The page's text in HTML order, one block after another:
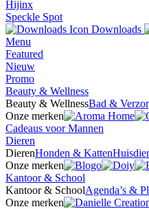
Hijinx
Speckle Spot
Downloads
Menu
Featured
Nieuw
Promo
Beauty & Wellness
Beauty & WellnessBad &
Onze merken
Cadeaus voor Mannen
Dieren
DierenHonden & Katten
Onze merken
Kantoor & School
Kantoor & SchoolAgenda’s &
Onze merken